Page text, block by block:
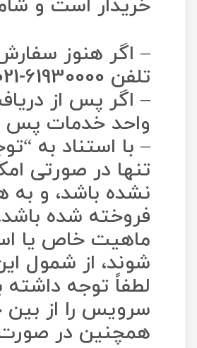
خریدار است و
– اگر هنوز
تلفن 61930000-021 – داخلی شماره 1) اطلاع داده شود.
واحد خدمات پس
تنها در صورتی
نشده باشد، و به
فروخته شده
ماهیت خاص یا
شوند، از شمول
لطفاً توجه داشته
سرویس را از بین
همچنین در صورت